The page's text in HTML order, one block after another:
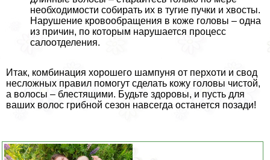
необходимости собирать их в тугие пучки и хвосты.
Нарушение кровообращения в коже головы – одна
из причин, по которым нарушается процесс
салоотделения.
Итак, комбинация хорошего шампуня от перхоти и свод
несложных правил помогут сделать кожу головы чистой,
а волосы – блестящими. Будьте здоровы, и пусть для
ваших волос грибной сезон навсегда останется позади!